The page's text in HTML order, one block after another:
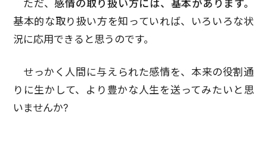
ただ、感情の取り扱い方には、基本があります。
基本的な取り扱い方を知っていれば、いろいろな状
況に応用できると思うのです。
せっかく人間に与えられた感情を、本来の役割通
りに生かして、より豊かな人生を送ってみたいと思
いませんか?